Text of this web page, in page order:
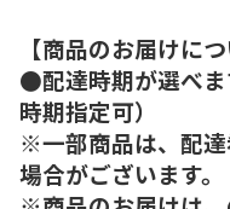
【商品のお届けにつ
●配達時期が選べま
時期指定可）
※一部商品は、配
場合がございます。